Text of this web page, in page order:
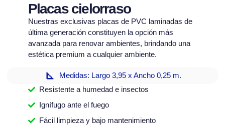
Placas cielorraso
Nuestras exclusivas placas de PVC laminadas de
última generación constituyen la opción más
avanzada para renovar ambientes, brindando una
estética premium a cualquier ambiente.
Medidas: Largo 3,95 x Ancho 0,25 m.
Resistente a humedad e insectos
Ignífugo ante el fuego
Fácil limpieza y bajo mantenimiento